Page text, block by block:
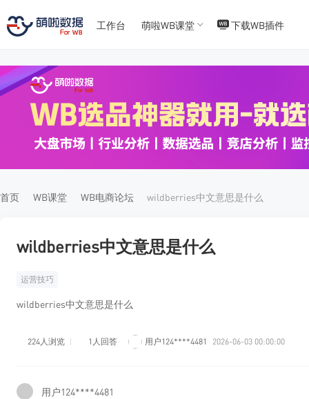
45
工作台 萌啦WB课堂 下载WB插件
首页 WB课堂 WB电商论坛 wildberries中文意思是什么
wildberries中文意思是什么
运营技巧
wildberries中文意思是什么
224人浏览 1人回答 用户124****4481 2026-06-03 00:00:00
用户124****4481